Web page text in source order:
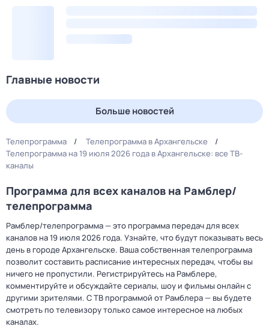
Главные новости
Больше новостей
Телепрограмма
Телепрограмма в Архангельске
Телепрограмма на 19 июля 2026 года в Архангельске: все ТВ-
каналы
Программа для всех каналов на Рамблер/
телепрограмма
Рамблер/телепрограмма — это программа передач для всех
каналов на 19 июля 2026 года. Узнайте, что будут показывать весь
день в городе Архангельске. Ваша собственная телепрограмма
позволит составить расписание интересных передач, чтобы вы
ничего не пропустили. Регистрируйтесь на Рамблере,
комментируйте и обсуждайте сериалы, шоу и фильмы онлайн с
другими зрителями. С ТВ программой от Рамблера — вы будете
смотреть по телевизору только самое интересное на любых
каналах.